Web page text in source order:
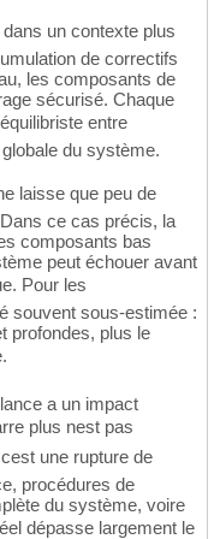
dans un contexte plus
de correctifs
les composants de
sécurisé. Chaque
entre
du système.
laisse que peu de
ce cas précis, la
composants bas
peut échouer avant
Pour les
souvent sous-estimée :
profondes, plus le
a un impact
plus nest pas
une rupture de
procédures de
du système, voire
dépasse largement le